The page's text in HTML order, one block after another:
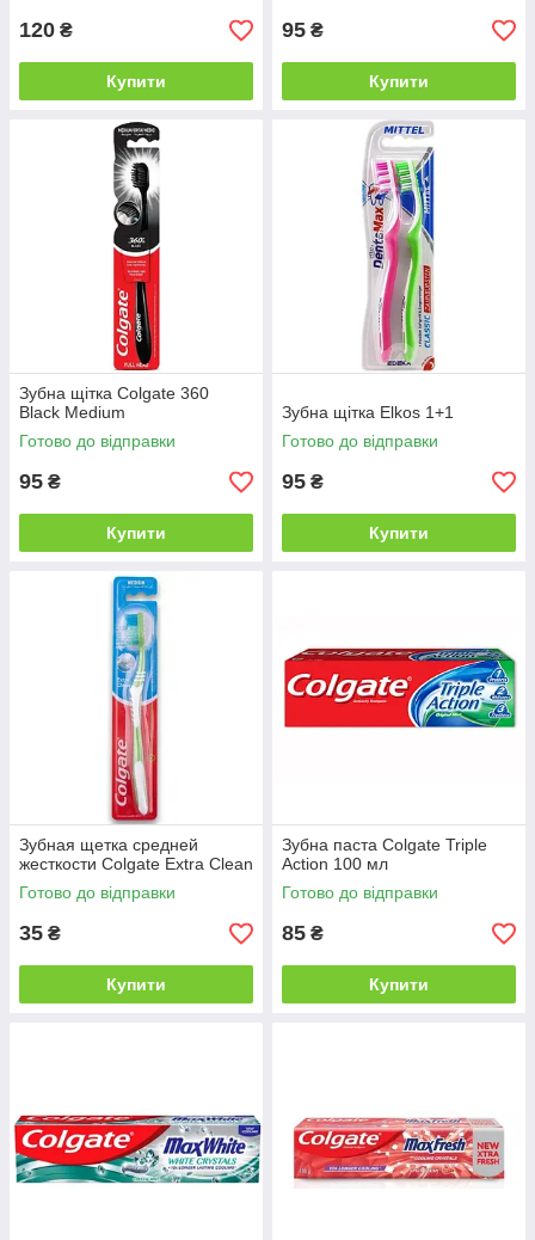
120 ₴
Купити
95 ₴
Купити
Зубна щітка Colgate 360
Black Medium
Готово до відправки
95 ₴
Купити
Зубна щітка Elkos 1+1
Готово до відправки
95 ₴
Купити
Зубная щетка средней
жесткости Colgate Extra Clean
Готово до відправки
35 ₴
Купити
Зубна паста Colgate Triple
Aсtion 100 мл
Готово до відправки
85 ₴
Купити